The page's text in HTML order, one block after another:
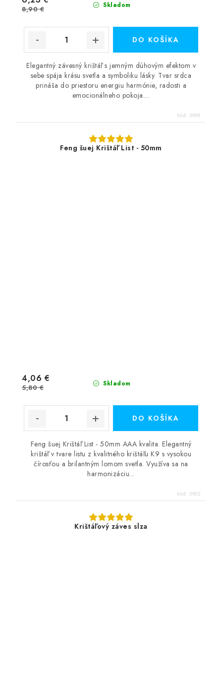
Skladom
8,90 €
DO KOŠÍKA
Elegantný závesný krištáľ s jemným dúhovým efektom v
sebe spája krásu svetla a symboliku lásky. Tvar srdca
prináša do priestoru energiu harmónie, radosti a
emocionálneho pokoja....
Kód: 5908
Feng šuej Krištáľ List - 50mm
Skladom
4,06 €
5,80 €
DO KOŠÍKA
Feng šuej Krištáľ List - 50mm AAA kvalita. Elegantný
krištáľ v tvare listu z kvalitného krištáľu K9 s vysokou
čírosťou a brilantným lomom svetla. Využíva sa na
harmonizáciu...
Kód: 5905
Krištáľový záves slza